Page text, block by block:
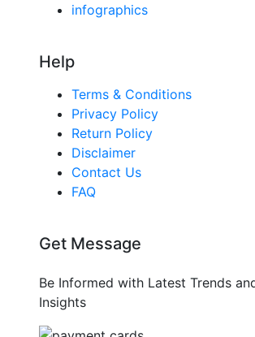
infographics
Help
Terms & Conditions
Privacy Policy
Return Policy
Disclaimer
Contact Us
FAQ
Get Message
Be Informed with Latest Trends
Insights